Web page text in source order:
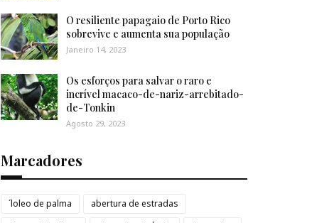
O resiliente papagaio de Porto Rico
sobrevive e aumenta sua população
Janeiro 14, 2023
Os esforços para salvar o raro e
incrível macaco-de-nariz-arrebitado-
de-Tonkin
Agosto 29, 2023
Marcadores
´loleo de palma
abertura de estradas